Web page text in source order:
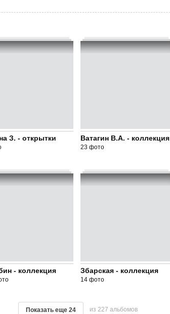
З. - открытки Ватагин В.А. - коллекция
23 фото
- коллекция Збарская - коллекция
14 фото
Показать еще 24 из 227 альбомов